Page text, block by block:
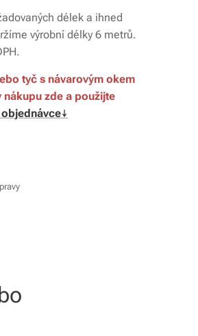
délek a ihned
výrobní délky 6 metrů.
tyč s návarovým okem
zde a použijte